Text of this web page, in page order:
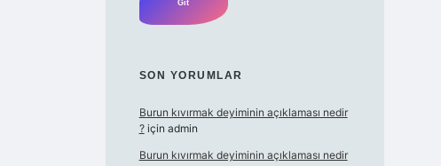
SON YORUMLAR
Burun kıvırmak deyiminin açıklaması nedir
?için admin
Burun kıvırmak deyiminin açıklaması nedir